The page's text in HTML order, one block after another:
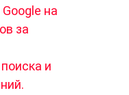
на
за
и